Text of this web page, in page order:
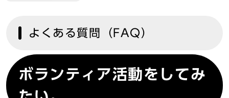
よくある質問（FAQ）
ボランティア活動をしてみ